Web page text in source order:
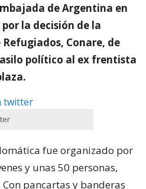
de Argentina en
la decisión de la
Conare, de
político al ex frentista
fue organizado por
y unas 50 personas,
pancartas y banderas